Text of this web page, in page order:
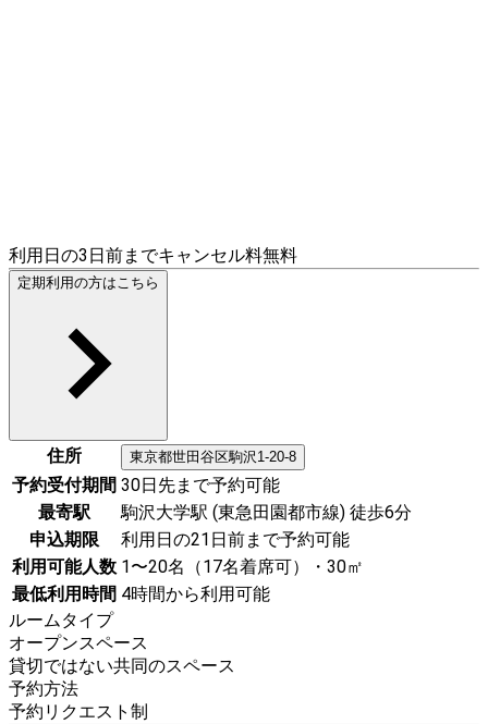
利用日の3日前までキャンセル料無料
定期利用の方はこちら
住所 東京都世田谷区駒沢1-20-8
予約受付期間 30日先まで予約可能
最寄駅
駒沢大学駅 (東急田園都市線) 徒歩6分
申込期限
利用日の21日前まで予約可能
利用可能人数 1〜20名（17名着席可）・30㎡
最低利用時間 4時間から利用可能
ルームタイプ
オープンスペース
貸切ではない共同のスペース
予約方法
予約リクエスト制